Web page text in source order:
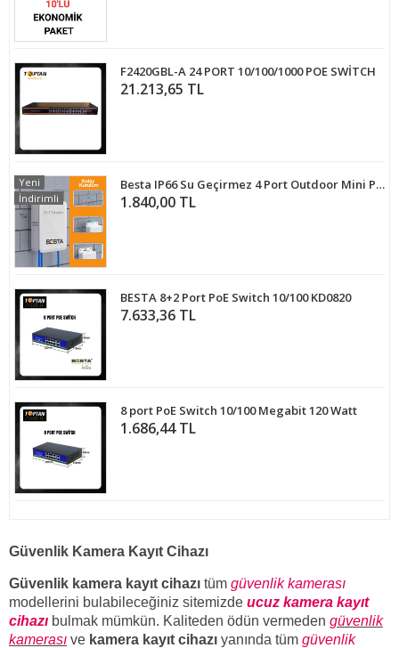
F2420GBL-A 24 PORT 10/100/1000 POE SWİTCH
21.213,65 TL
Besta IP66 Su Geçirmez 4 Port Outdoor Mini PoE Extender 3 Çıkış 1 Giriş , IEEE 802.3af/at 4 Kanal PoE Tekrarlayıcı
1.840,00 TL
Yeni
İndirimli
BESTA 8+2 Port PoE Switch 10/100 KD0820
7.633,36 TL
8 port PoE Switch 10/100 Megabit 120 Watt
1.686,44 TL
Güvenlik Kamera Kayıt Cihazı
Güvenlik kamera kayıt cihazı tüm güvenlik kamerası
modellerini bulabileceğiniz sitemizde ucuz kamera kayıt
cihazı bulmak mümkün. Kaliteden ödün vermeden güvenlik
kamerası ve kamera kayıt cihazı yanında tüm güvenlik